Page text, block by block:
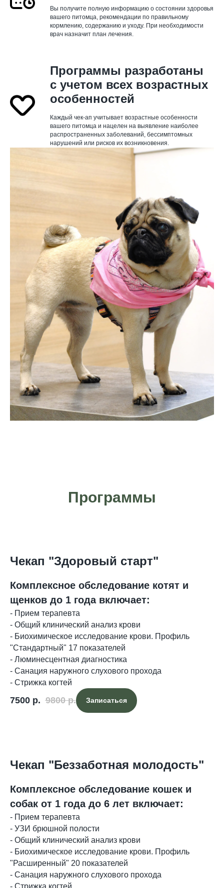
Вы получите полную информацию о состоянии здоровья
вашего питомца, рекомендации по правильному
кормлению, содержанию и уходу. При необходимости
врач назначит план лечения.
Программы разработаны
с учетом всех возрастных
особенностей
Каждый чек-ап учитывает возрастные особенности
вашего питомца и нацелен на выявление наиболее
распространенных заболеваний, бессимптомных
нарушений или рисков их возникновения.
Программы
Чекап "Здоровый старт"
Комплексное обследование котят и
щенков до 1 года включает:
- Прием терапевта
- Общий клинический анализ крови
- Биохимическое исследование крови. Профиль
"Стандартный" 17 показателей
- Люминесцентная диагностика
- Санация наружного слухового прохода
- Стрижка когтей
7500 р. 9800 р. Записаться
Чекап "Беззаботная молодость"
Комплексное обследование кошек и
собак от 1 года до 6 лет включает:
- Прием терапевта
- УЗИ брюшной полости
- Общий клинический анализ крови
- Биохимическое исследование крови. Профиль
"Расширенный" 20 показателей
- Санация наружного слухового прохода
- Стрижка когтей